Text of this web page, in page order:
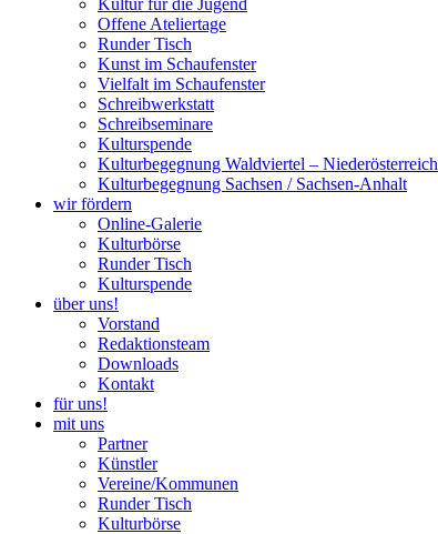
Offene Ateliertage
Runder Tisch
Kunst im Schaufenster
Vielfalt im Schaufenster
Schreibwerkstatt
Schreibseminare
Kulturspende
Kulturbegegnung Waldviertel – Niederösterreich
Kulturbegegnung Sachsen / Sachsen-Anhalt
wir fördern
Online-Galerie
Kulturbörse
Runder Tisch
Kulturspende
über uns!
Vorstand
Redaktionsteam
Downloads
Kontakt
für uns!
mit uns
Partner
Künstler
Vereine/Kommunen
Runder Tisch
Kulturbörse